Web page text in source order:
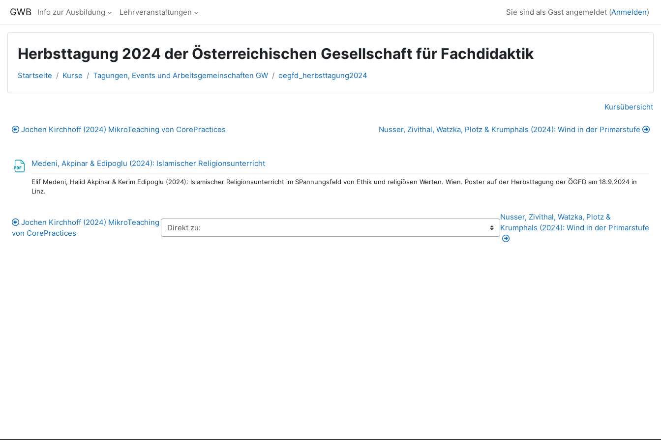
GWB Info zur Ausbildung Lehrveranstaltungen Sie sind als Gast angemeldet (Anmelden)
Herbsttagung 2024 der Österreichischen Gesellschaft für Fachdidaktik
Startseite Kurse Tagungen, Events und Arbeitsgemeinschaften GW oegfd_herbsttagung2024
Kursübersicht
Jochen Kirchhoff (2024) MikroTeaching von CorePractices Nusser, Zivithal, Watzka, Plotz & Krumphals (2024): Wind in der Primarstufe
Medeni, Akpinar & Edipoglu (2024): Islamischer Religionsunterricht
Elif Medeni, Halid Akpinar & Kerim Edipoglu (2024): Islamischer Religionsunterricht im SPannungsfeld von Ethik und religiösen Werten. Wien. Poster auf der Herbsttagung der ÖGFD am 18.9.2024 in
Linz.
Jochen Kirchhoff (2024) MikroTeaching
von CorePractices
Nusser, Zivithal, Watzka, Plotz &
Krumphals (2024): Wind in der Primarstufe